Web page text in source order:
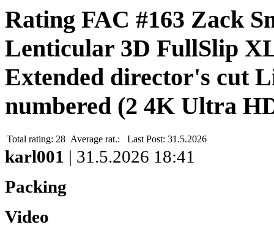
Rating FAC #163 Zack
Lenticular 3D FullSlip
Extended director's cut
numbered (2 4K Ultra
Total rating: 28 Average rat.: Last Post: 31.5.2026
karl001 | 31.5.2026 18:41
Packing
Video